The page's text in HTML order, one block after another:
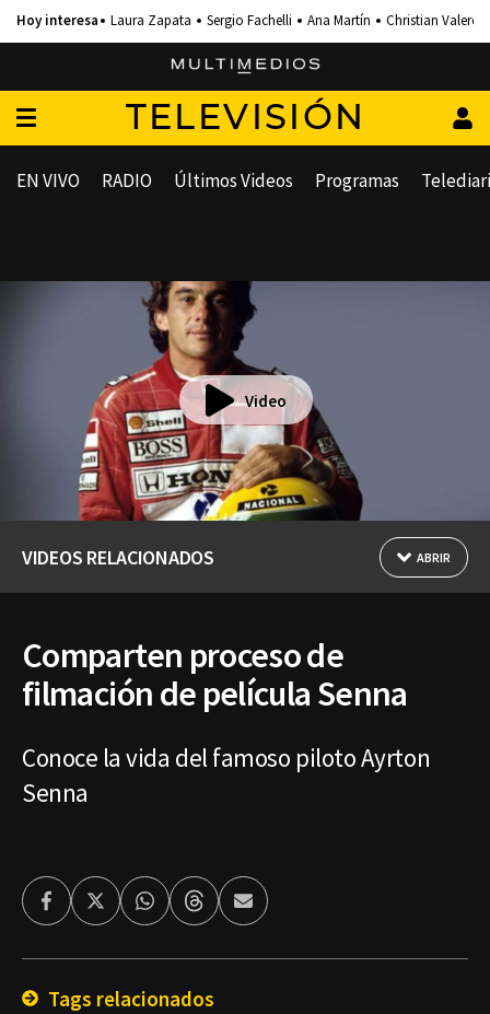
Laura Zapata Sergio Fachelli Ana Martín Christian Valero
TELEVISIÓN
EN VIVO RADIO Últimos Videos Programas
Video
VIDEOS RELACIONADOS ABRIR
Comparten proceso de
filmación de película Senna
Conoce la vida del famoso piloto Ayrton
Senna
FacebookTwitterWhatsappThreadsEnviar
por
Tags relacionados